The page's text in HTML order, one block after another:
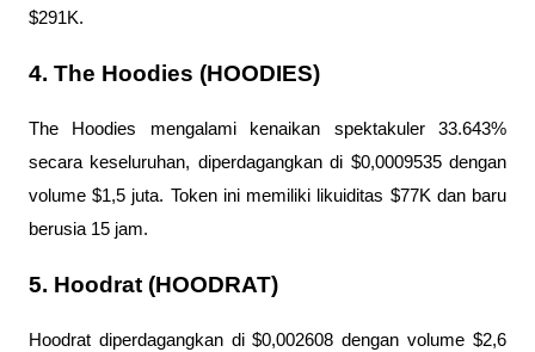
$291K.
4. The Hoodies (HOODIES)
The Hoodies mengalami kenaikan spektakuler 33.643%
secara keseluruhan, diperdagangkan di $0,0009535 dengan
volume $1,5 juta. Token ini memiliki likuiditas $77K dan baru
berusia 15 jam.
5. Hoodrat (HOODRAT)
Hoodrat diperdagangkan di $0,002608 dengan volume $2,6